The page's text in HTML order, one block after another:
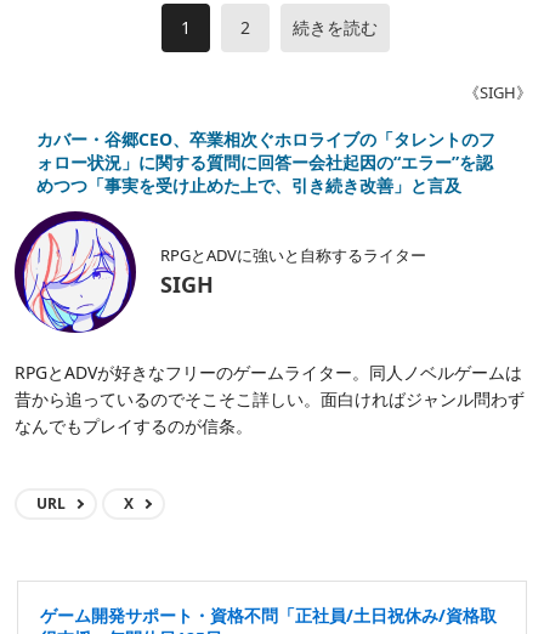
1 2 続きを読む
《SIGH》
カバー・谷郷CEO、卒業相次ぐホロライブの「タレントのフ
ォロー状況」に関する質問に回答ー会社起因の“エラー”を認
めつつ「事実を受け止めた上で、引き続き改善」と言及
RPGとADVに強いと自称するライター
SIGH
RPGとADVが好きなフリーのゲームライター。同人ノベルゲームは
昔から追っているのでそこそこ詳しい。面白ければジャンル問わず
なんでもプレイするのが信条。
URL X
ゲーム開発サポート・資格不問「正社員/土日祝休み/資格取